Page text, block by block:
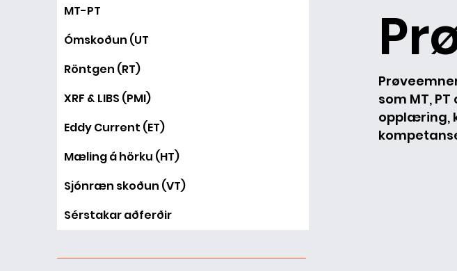
MT-PT
Ómskoðun (UT
Röntgen (RT)
XRF & LIBS (PMI)
Eddy Current (ET)
Mæling á hörku (HT)
Sjónræn skoðun (VT)
Sérstakar aðferðir
som MT,
opplæring,